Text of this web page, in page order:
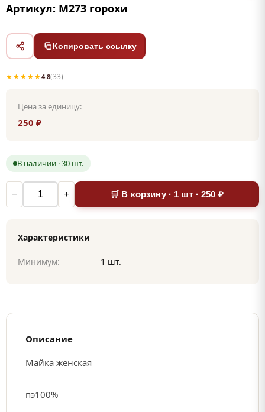
Артикул: М273 горохи
Копировать ссылку
★★★★★4.8(33)
Цена за единицу:
250 ₽
В наличии · 30 шт.
− + 🛒 В корзину · 1 шт · 250 ₽
Характеристики
Минимум: 1 шт.
Описание
Майка женская
пэ100%